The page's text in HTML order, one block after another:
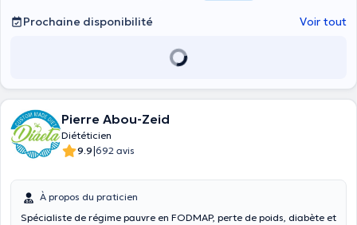
Prochaine disponibilité Voir tout
Pierre Abou-Zeid
Diététicien
9.9|692 avis
À propos du praticien
Spécialiste de régime pauvre en FODMAP, perte de poids, diabète et